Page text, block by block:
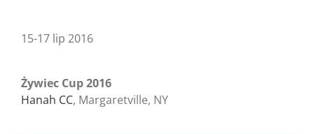
15-17 lip 2016
Żywiec Cup 2016
Hanah CC, Margaretville, NY